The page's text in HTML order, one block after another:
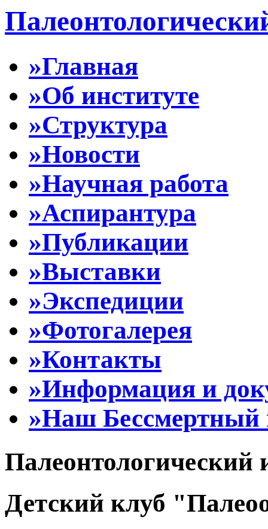
»Главная
»Об институте
»Структура
»Новости
»Научная работа
»Аспирантура
»Публикации
»Выставки
»Экспедиции
»Фотогалерея
»Контакты
»Информация и
»Наш Бессмертный
Палеонтологический
Детский клуб